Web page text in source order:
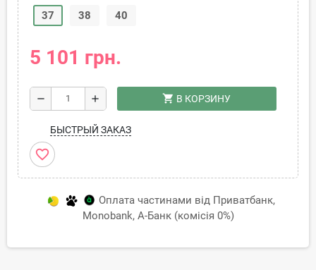
37
38 40
5 101 грн.
remove add shopping_cart В КОРЗИНУ
БЫСТРЫЙ ЗАКАЗ
favorite_border
Оплата частинами від Приватбанк,
Monobank, А-Банк (комісія 0%)